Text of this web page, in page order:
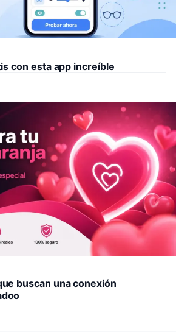
con esta app increíble
buscan una conexión